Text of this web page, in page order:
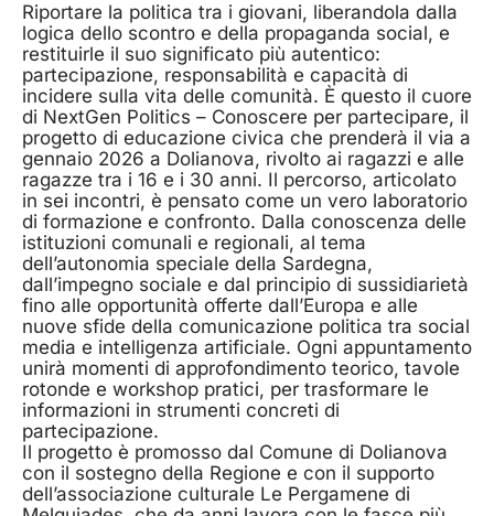
Riportare la politica tra i giovani, liberandola dalla
logica dello scontro e della propaganda social, e
restituirle il suo significato più autentico:
partecipazione, responsabilità e capacità di
incidere sulla vita delle comunità. È questo il cuore
di NextGen Politics – Conoscere per partecipare, il
progetto di educazione civica che prenderà il via a
gennaio 2026 a Dolianova, rivolto ai ragazzi e alle
ragazze tra i 16 e i 30 anni. Il percorso, articolato
in sei incontri, è pensato come un vero laboratorio
di formazione e confronto. Dalla conoscenza delle
istituzioni comunali e regionali, al tema
dell’autonomia speciale della Sardegna,
dall’impegno sociale e dal principio di sussidiarietà
fino alle opportunità offerte dall’Europa e alle
nuove sfide della comunicazione politica tra social
media e intelligenza artificiale. Ogni appuntamento
unirà momenti di approfondimento teorico, tavole
rotonde e workshop pratici, per trasformare le
informazioni in strumenti concreti di
partecipazione.
Il progetto è promosso dal Comune di Dolianova
con il sostegno della Regione e con il supporto
dell’associazione culturale Le Pergamene di